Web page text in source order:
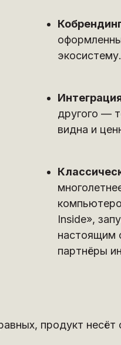
экосистему.
другого —
видна и
Inside»,
настоящим
партнёры
продукт несёт